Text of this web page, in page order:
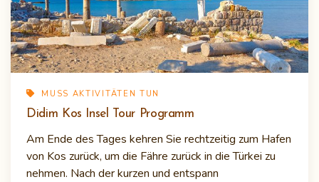
MUSS AKTIVITÄTEN TUN
Didim Kos Insel Tour Programm
Am Ende des Tages kehren Sie rechtzeitig zum Hafen
von Kos zurück, um die Fähre zurück in die Türkei zu
nehmen. Nach der kurzen und entspann